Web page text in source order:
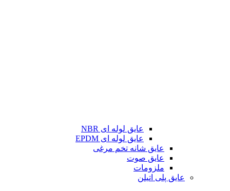
عایق لوله ای NBR
عایق لوله ای EPDM
عایق شانه تخم مرغی
عایق صوت
ملزومات
عایق پلی اتیلن